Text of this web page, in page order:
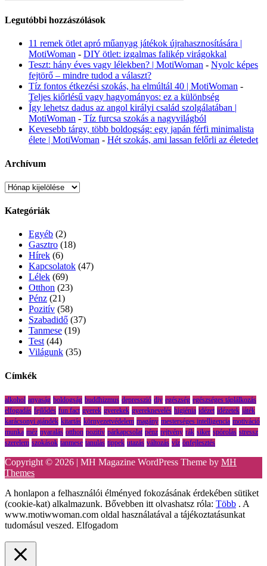
Legutóbbi hozzászólások
11 remek ötlet apró műanyag játékok újrahasznosítására |
MotiWoman - DIY ötlet: izgalmas falikép virágokkal
Teszt: hány éves vagy lélekben? | MotiWoman - Nyolc képes
fejtörő – mindre tudod a választ?
Tíz fontos étkezési szokás, ha elmúltál 40 | MotiWoman -
Teljes kiőrlésű vagy hagyományos: ez a különbség
Így lehetsz dadus az angol királyi család szolgálatában |
MotiWoman - Tíz furcsa szokás a nagyvilágból
Kevesebb tárgy, több boldogság: egy japán férfi minimalista
élete | MotiWoman - Hét szokás, ami lassan felőrli az életedet
Archívum
Archívum
Kategóriák
Egyéb (2)
Gasztro (18)
Hírek (6)
Kapcsolatok (47)
Lélek (69)
Otthon (23)
Pénz (21)
Pozitív (58)
Szabadidő (37)
Tanmese (19)
Test(44)
Világunk (35)
Címkék
alkohol anyaság boldogság buddhizmus depresszió diy egészség egészséges táplálkozás
elfogadás fejlődés fun fact gyerek gyerekek gyereknevelés higiénia idézet idézetek játék
karácsonyi ajándék kitartás környezetvédelem magány mesterséges intelligencia motiváció
munka méz nyaralás otthon pozitív párkapcsolat pénz rejtvény rák siker spórolás stressz
szerelem szokások tanmese tanulás tippek utazás változás víz önfejlesztés
Copyright © 2026 | MH Magazine WordPress Theme by MH
Themes
A honlapon a felhasználói élményed fokozásának érdekében sütiket
(cookie-kat) alkalmazunk. Bővebben itt olvashatsz róla: Több . A
www.motiwwoman.com oldal használatával a tájékoztatásunkat
tudomásul veszed. Elfogadom